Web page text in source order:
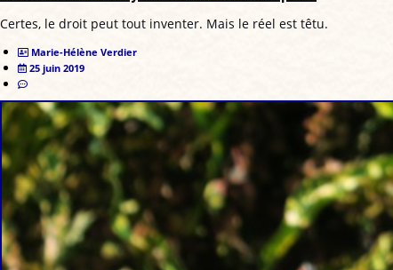
Certes, le droit peut tout inventer. Mais le réel est têtu.
Marie-Hélène Verdier
25 juin 2019